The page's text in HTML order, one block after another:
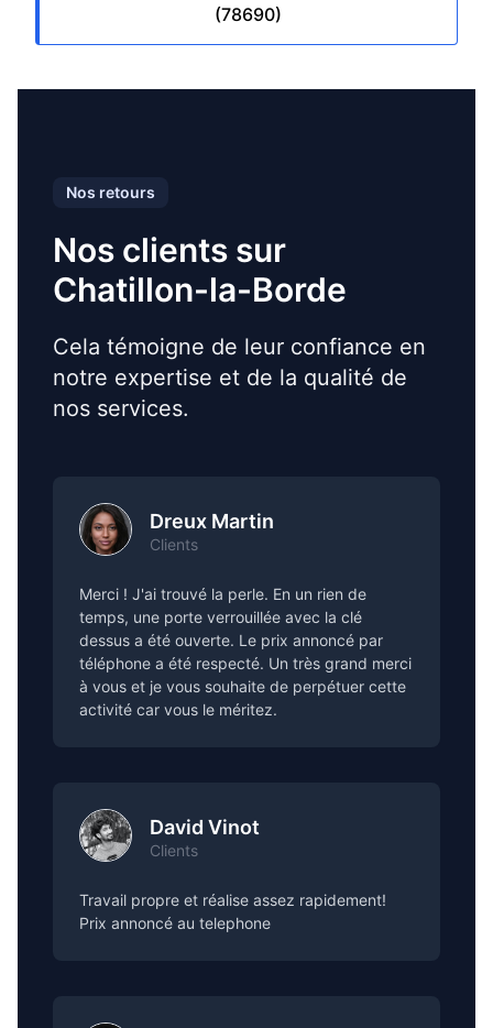
(78690)
Nos retours
Nos clients sur
Chatillon-la-Borde
Cela témoigne de leur confiance en
notre expertise et de la qualité de
nos services.
Dreux Martin
Clients
Merci ! J'ai trouvé la perle. En un rien de
temps, une porte verrouillée avec la clé
dessus a été ouverte. Le prix annoncé par
téléphone a été respecté. Un très grand merci
à vous et je vous souhaite de perpétuer cette
activité car vous le méritez.
David Vinot
Clients
Travail propre et réalise assez rapidement!
Prix annoncé au telephone